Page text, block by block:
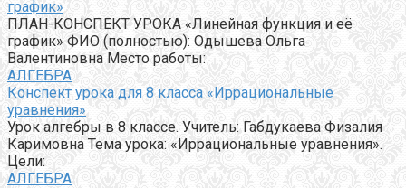
график»
ПЛАН-КОНСПЕКТ УРОКА «Линейная функция и её
график» ФИО (полностью): Одышева Ольга
Валентиновна Место работы:
АЛГЕБРА
Конспект урока для 8 класса «Иррациональные
уравнения»
Урок алгебры в 8 классе. Учитель: Габдукаева Физалия
Каримовна Тема урока: «Иррациональные уравнения».
Цели:
АЛГЕБРА